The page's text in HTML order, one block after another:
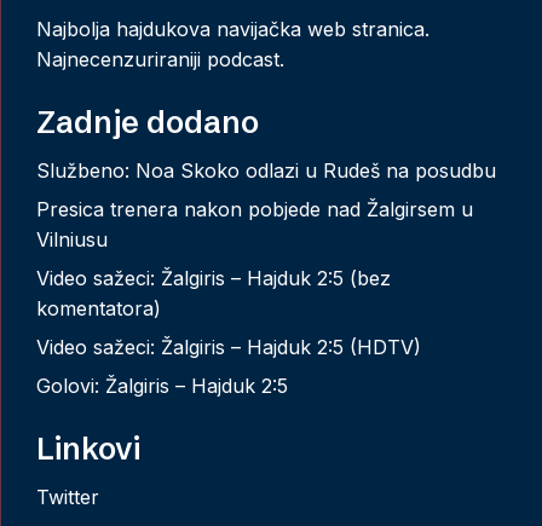
Najbolja hajdukova navijačka web stranica.
Najnecenzuriraniji podcast.
Zadnje dodano
Službeno: Noa Skoko odlazi u Rudeš na posudbu
Presica trenera nakon pobjede nad Žalgirsem u
Vilniusu
Video sažeci: Žalgiris – Hajduk 2:5 (bez
komentatora)
Video sažeci: Žalgiris – Hajduk 2:5 (HDTV)
Golovi: Žalgiris – Hajduk 2:5
Linkovi
Twitter